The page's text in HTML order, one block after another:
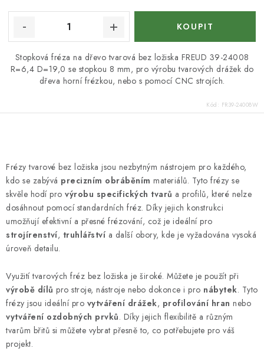
Stopková fréza na dřevo tvarová bez ložiska FREUD 39-24008
R=6,4 D=19,0 se stopkou 8 mm, pro výrobu tvarových drážek do
dřeva horní frézkou, nebo s pomocí CNC strojích.
Kód: FR39-24008W
v
l
á
d
a
c
í
p
r
v
k
y
v
Frézy tvarové bez ložiska jsou nezbytným nástrojem pro každého,
kdo se zabývá precizním obráběním materiálů. Tyto frézy se
skvěle hodí pro výrobu specifických tvarů a profilů, které nelze
dosáhnout pomocí standardních fréz. Díky jejich konstrukci
umožňují efektivní a přesné frézování, což je ideální pro
strojírenství, truhlářství a další obory, kde je vyžadována vysoká
úroveň detailu.
Využití tvarových fréz bez ložiska je široké. Můžete je použít při
výrobě dílů pro stroje, nástroje nebo dokonce i pro nábytek. Tyto
frézy jsou ideální pro vytváření drážek, profilování hran nebo
vytváření ozdobných prvků. Díky jejich flexibilitě a různým
tvarům břitů si můžete vybrat přesně to, co potřebujete pro váš
projekt.